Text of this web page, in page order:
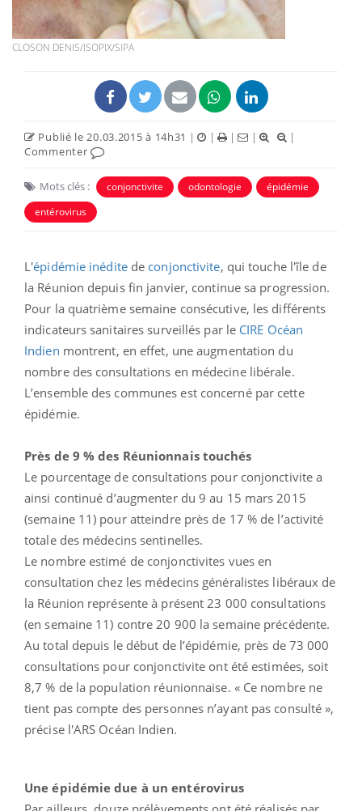
CLOSON DENIS/ISOPIX/SIPA
Publié le 20.03.2015 à 14h31 | | | |
|
Commenter
Mots clés : conjonctivite odontologie
épidémie
entérovirus
L'épidémie inéditede conjonctivite, qui touche l'île de
la Réunion depuis fin janvier, continue sa progression.
Pour la quatrième semaine consécutive, les différents
indicateurs sanitaires surveillés par le CIRE Océan
Indien montrent, en effet, une augmentation du
nombre des consultations en médecine libérale.
L’ensemble des communes est concerné par cette
épidémie.
Près de 9 % des Réunionnais touchés
Le pourcentage de consultations pour conjonctivite a
ainsi continué d’augmenter du 9 au 15 mars 2015
(semaine 11) pour atteindre près de 17 % de l’activité
totale des médecins sentinelles.
Le nombre estimé de conjonctivites vues en
consultation chez les médecins généralistes libéraux de
la Réunion représente à présent 23 000 consultations
(en semaine 11) contre 20 900 la semaine précédente.
Au total depuis le début de l’épidémie, près de 73 000
consultations pour conjonctivite ont été estimées, soit
8,7 % de la population réunionnaise. « Ce nombre ne
tient pas compte des personnes n’ayant pas consulté »,
précise l'ARS Océan Indien.
Une épidémie due à un entérovirus